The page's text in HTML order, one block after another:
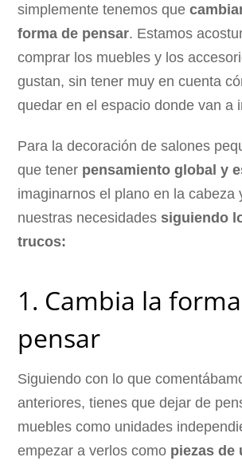
simplemente tenemos que
forma de pensar. Estamos
comprar los muebles y los
gustan, sin tener muy en cuenta
quedar en el espacio donde van a
Para la decoración de salones
que tener pensamiento global y
imaginarnos el plano en la cabeza
nuestras necesidades siguiendo
trucos:
1. Cambia la
pensar
Siguiendo con lo que
anteriores, tienes que dejar de
muebles como unidades
empezar a verlos como piezas de